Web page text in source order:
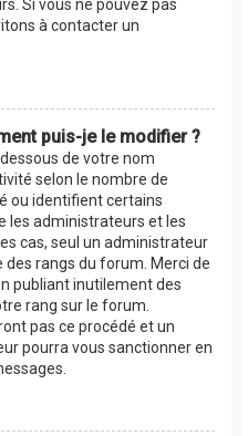
Si vous ne pouvez pas
à contacter un
puis-je le modifier ?
de votre nom
selon le nombre de
ou identifient certains
les administrateurs et les
cas, seul un administrateur
rangs du forum. Merci de
publiant inutilement des
rang sur le forum.
pas ce procédé et un
pourra vous sanctionner en